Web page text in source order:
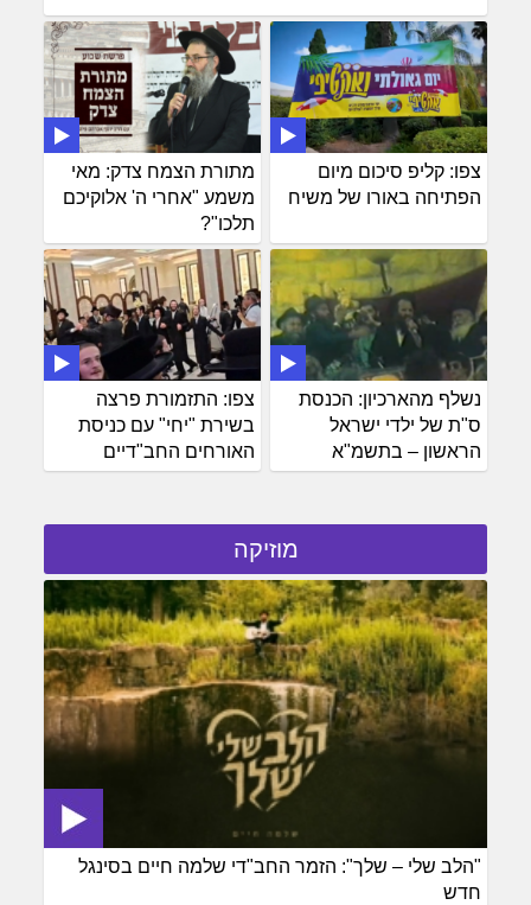
מתורת הצמח צדק: מאי
משמע "אחרי ה' אלוקיכם
תלכו"?
צפו: קליפ סיכום מיום
הפתיחה באורו של משיח
צפו: התזמורת פרצה
בשירת "יחי" עם כניסת
האורחים החב"דיים
נשלף מהארכיון: הכנסת
ס"ת של ילדי ישראל
הראשון – בתשמ"א
מוזיקה
"הלב שלי – שלך": הזמר החב"די שלמה חיים בסינגל
חדש